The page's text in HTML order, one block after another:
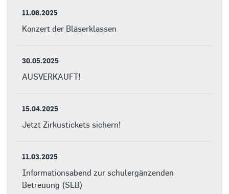
11.06.2025
Konzert der Bläserklassen
30.05.2025
AUSVERKAUFT!
15.04.2025
Jetzt Zirkustickets sichern!
11.03.2025
Informationsabend zur schulergänzenden
Betreuung (SEB)